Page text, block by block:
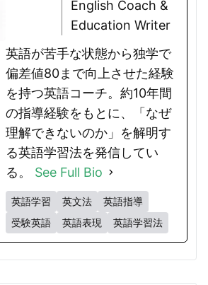
English Coach &
Education Writer
英語が苦手な状態から独学で
偏差値80まで向上させた経験
を持つ英語コーチ。約10年間
の指導経験をもとに、「なぜ
理解できないのか」を解明す
る英語学習法を発信してい
る。 See Full Bio
英語学習 英文法
英語指導
受験英語
英語表現 英語学習法